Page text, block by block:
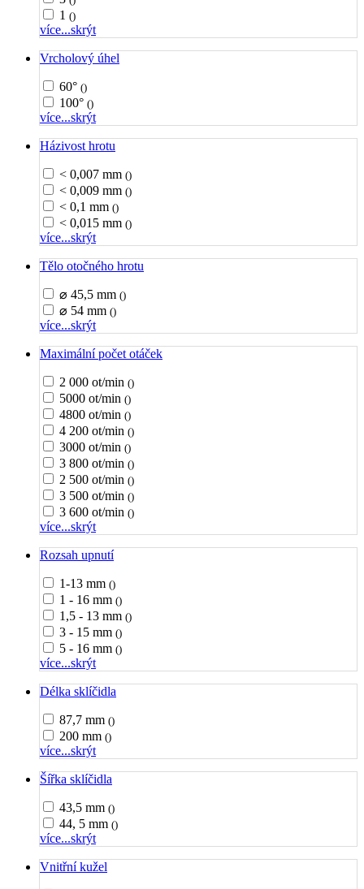
1 ()
více...skrýt
Vrcholový úhel
60° ()
100° ()
více...skrýt
Házivost hrotu
< 0,007 mm ()
< 0,009 mm ()
< 0,1 mm ()
< 0,015 mm ()
více...skrýt
Tělo otočného hrotu
⌀ 45,5 mm ()
⌀ 54 mm ()
více...skrýt
Maximální počet otáček
2 000 ot/min ()
5000 ot/min ()
4800 ot/min ()
4 200 ot/min ()
3000 ot/min ()
3 800 ot/min ()
2 500 ot/min ()
3 500 ot/min ()
3 600 ot/min ()
více...skrýt
Rozsah upnutí
1-13 mm ()
1 - 16 mm ()
1,5 - 13 mm ()
3 - 15 mm ()
5 - 16 mm ()
více...skrýt
Délka sklíčidla
87,7 mm ()
200 mm ()
více...skrýt
Šířka sklíčidla
43,5 mm ()
44, 5 mm ()
více...skrýt
Vnitřní kužel